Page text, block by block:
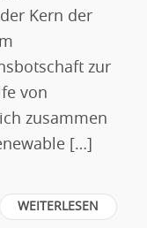
Kern der
zur
von
zusammen
[…]
WEITERLESEN